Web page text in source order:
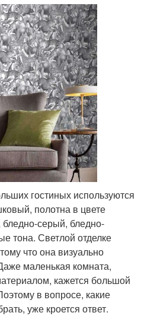
гостиных используются
полотна в цвете
серый, бледно-
тона. Светлой отделке
что она визуально
маленькая комната,
кажется большой
в вопросе, какие
уже кроется ответ.